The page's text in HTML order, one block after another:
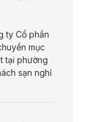
ty Cổ phần
mục
tại phường
sạn nghỉ